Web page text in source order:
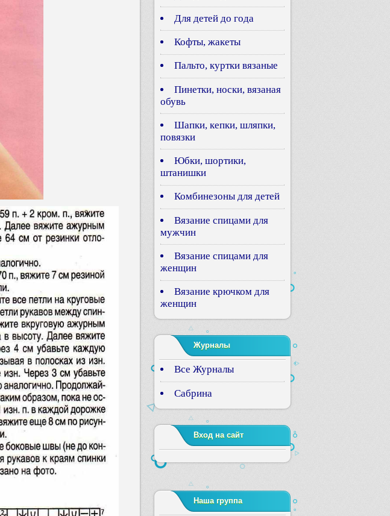
Для детей до года
Кофты, жакеты
Пальто, куртки вязаные
Пинетки, носки, вязаная
обувь
Шапки, кепки, шляпки,
повязки
Юбки, шортики,
штанишки
Комбинезоны для детей
Вязание спицами для
мужчин
Вязание спицами для
женщин
Вязание крючком для
женщин
Журналы
Все Журналы
Сабрина
Вход на сайт
Наша группа